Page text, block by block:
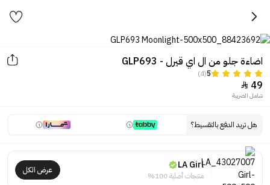
اضاءة جلو من ال اي قيرل - GLP693
5
(4)
49

شامل الضريبة
هل تريد الدفع بالتقسيط؟
LA Girl
منتجات أصلية 100%
عرض الكل